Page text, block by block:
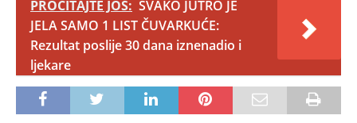
PROČITAJTE JOŠ: SVAKO JUTRO JE
JELA SAMO 1 LIST ČUVARKUĆE:
Rezultat poslije 30 dana iznenadio i
ljekare